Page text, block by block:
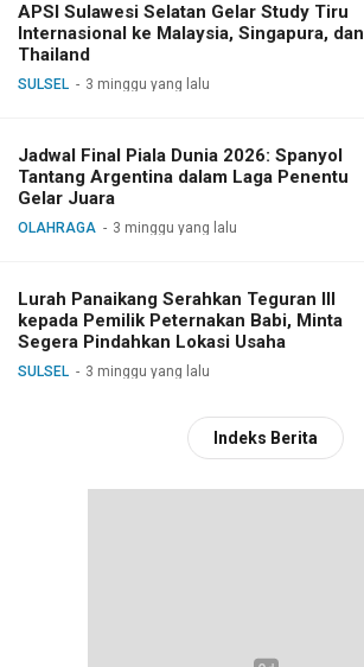
APSI Sulawesi Selatan Gelar Study Tiru
Internasional ke Malaysia, Singapura, dan
Thailand
SULSEL 3 minggu yang lalu
Jadwal Final Piala Dunia 2026: Spanyol
Tantang Argentina dalam Laga Penentu
Gelar Juara
OLAHRAGA 3 minggu yang lalu
Lurah Panaikang Serahkan Teguran III
kepada Pemilik Peternakan Babi, Minta
Segera Pindahkan Lokasi Usaha
SULSEL 3 minggu yang lalu
Indeks Berita